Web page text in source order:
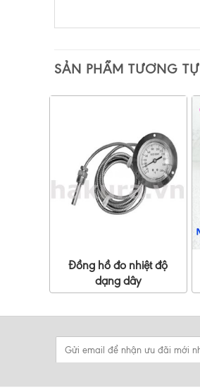
SẢN PHẨM TƯƠNG TỰ
Đồng hồ đo nhiệt độ
dạng dây